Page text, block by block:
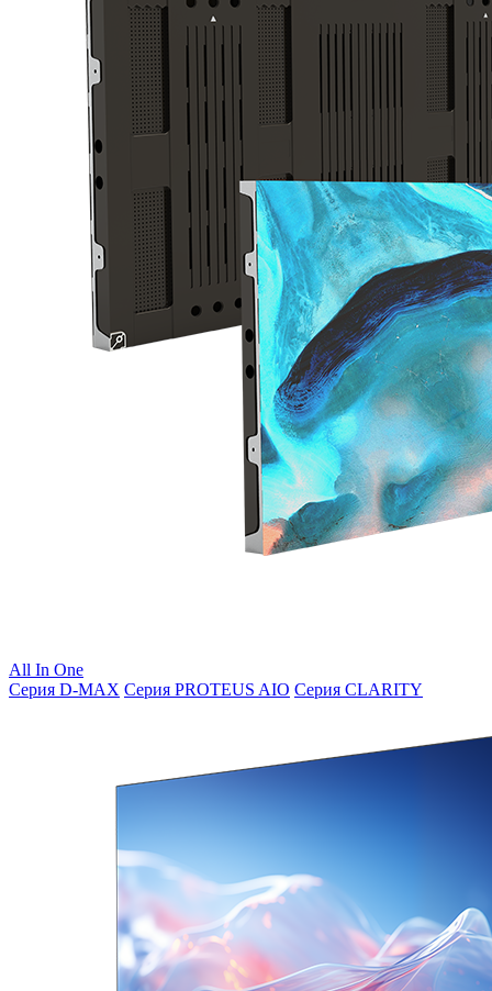
All In One
Серия D-MAX Серия PROTEUS AIO Серия CLARITY